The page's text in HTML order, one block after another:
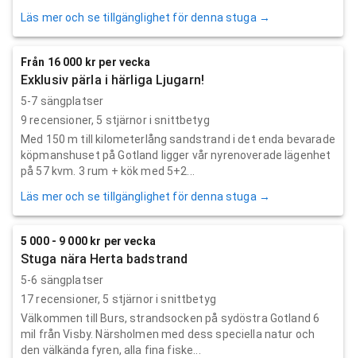
Läs mer och se tillgänglighet för denna stuga →
Från 16 000 kr per vecka
Exklusiv pärla i härliga Ljugarn!
5-7 sängplatser
9 recensioner, 5 stjärnor i snittbetyg
Med 150 m till kilometerlång sandstrand i det enda bevarade
köpmanshuset på Gotland ligger vår nyrenoverade lägenhet
på 57 kvm. 3 rum + kök med 5+2...
Läs mer och se tillgänglighet för denna stuga →
5 000 - 9 000 kr per vecka
Stuga nära Herta badstrand
5-6 sängplatser
17recensioner, 5 stjärnor i snittbetyg
Välkommen till Burs, strandsocken på sydöstra Gotland 6
mil från Visby. Närsholmen med dess speciella natur och
den välkända fyren, alla fina fiske...